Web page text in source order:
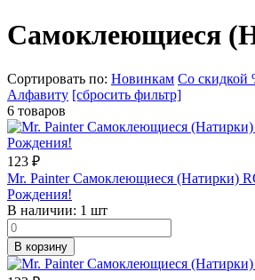
Самоклеющиеся
Сортировать по: Новинкам Со скидкой
Алфавиту [сбросить фильтр]
6 товаров
123 ₽
Mr. Painter Самоклеющиеся (Натирки)
Рождения!
В наличии: 1 шт
В корзину